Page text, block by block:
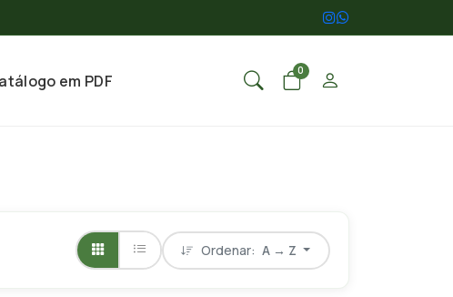
em PDF
0
Ordenar: A → Z